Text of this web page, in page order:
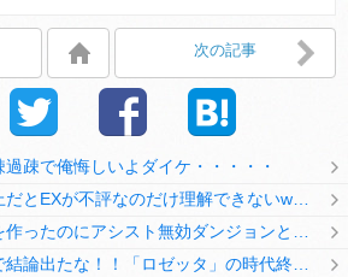
次の記事
過疎で俺悔しいよダイケ・・・・・